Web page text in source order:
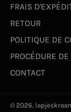
FRAIS
RETOUR
POLITIQUE DE
PROCÉDURE
CONTACT
© 2026,